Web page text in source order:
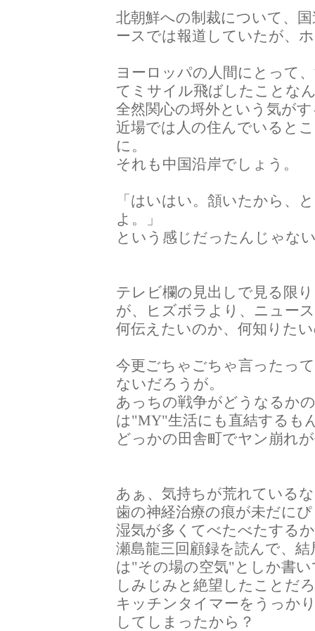
北朝鮮への制裁について、
ースでは報道していたが、
ヨーロッパの人間にとって
てミサイル飛ばしたことな
全然関心の埒外という気が
近場では人の住んでいると
に。
それも中国沿岸でしょう。
「はいはい。頷いたから、
よ。」
という感じだったんじゃな
テレビ欄の見出しで見る限
が、ヒズボラより、ニュー
何伝えたいのか、何知りた
今更ごちゃごちゃ言ったっ
ないだろうが。
あっちの戦争がどうなるか
は"MY"生活にも直結するも
どっかの田舎町でヤン崩れ
あぁ、気持ちが荒れている
歯の神経治療の痕が未だに
湿気が多くてべたべたする
瀬島龍三回顧録を読んで、
は"その場の空気"としか書
しみじみと絶望したことだ
キッチンタイマーをうっか
してしまったから？